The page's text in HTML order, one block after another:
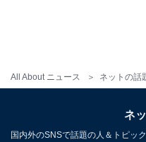
All About ニュース ネットの話
ネ
国内外のSNSで話題の人＆トピッ